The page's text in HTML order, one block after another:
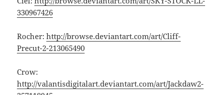
330967426
Rocher:http://browse.deviantart.com/art/Cliff-
Precut-2-213065490
Crow:
http://valantisdigitalart.deviantart.com/art/Jackdaw2-